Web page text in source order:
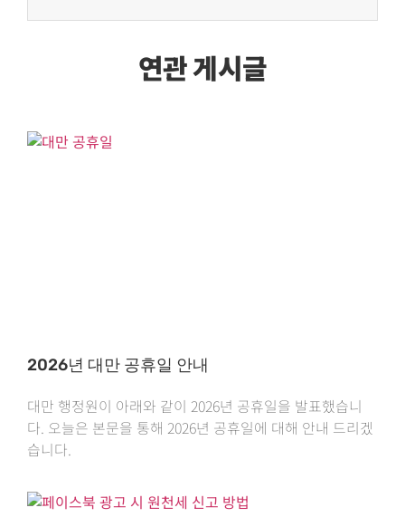
연관 게시글
2026년 대만 공휴일 안내
대만 행정원이 아래와 같이 2026년 공휴일을 발표했습니
다. 오늘은 본문을 통해 2026년 공휴일에 대해 안내 드리겠
습니다.